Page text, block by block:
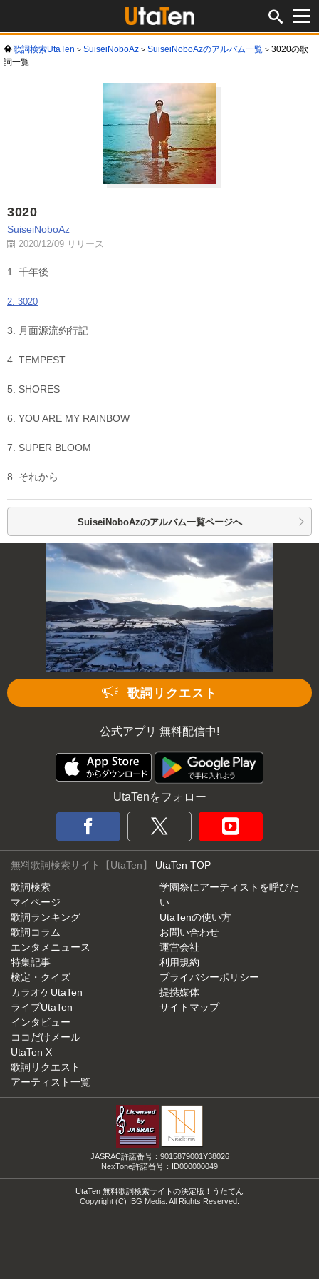
歌詞検索UtaTen SuiseiNoboAz SuiseiNoboAzのアルバム一覧
3020の歌
詞一覧
3020
SuiseiNoboAz
2020/12/09 リリース
1. 千年後
2. 3020
3. 月面源流釣行記
4. TEMPEST
5. SHORES
6. YOU ARE MY RAINBOW
7. SUPER BLOOM
8. それから
SuiseiNoboAzのアルバム一覧ページへ
歌詞リクエスト
公式アプリ 無料配信中!
UtaTenをフォロー
無料歌詞検索サイト【UtaTen】 UtaTen TOP
歌詞検索
マイページ
歌詞ランキング
歌詞コラム
エンタメニュース
特集記事
検定・クイズ
カラオケUtaTen
ライブUtaTen
インタビュー
ココだけメール
UtaTen X
歌詞リクエスト
アーティスト一覧
学園祭にアーティストを呼びた
い
UtaTenの使い方
お問い合わせ
運営会社
利用規約
プライバシーポリシー
提携媒体
サイトマップ
JASRAC許諾番号：9015879001Y38026
NexTone許諾番号：ID000000049
UtaTen 無料歌詞検索サイトの決定版！うたてん
Copyright (C) IBG Media. All Rights Reserved.